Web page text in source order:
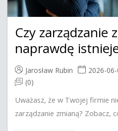
Czy zarządzanie
naprawdę
Jarosław Rubin 2026-
(0)
Uważasz, że w Twojej firmie
zarządzanie zmianą? Zobacz,